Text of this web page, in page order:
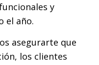
y
el año.
asegurarte que
los clientes